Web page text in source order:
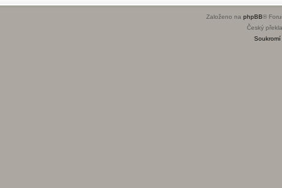
Založeno na phpBB®
Český
Soukromí